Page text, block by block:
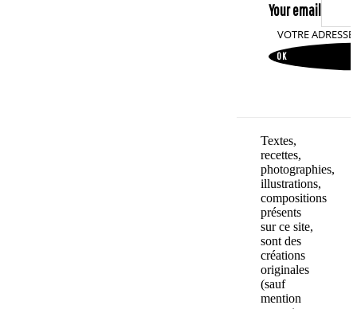
Your email
VOTRE
OK
Textes,
recettes,
photographies,
illustrations,
compositions
présents
sur ce site,
sont des
créations
originales
(sauf
mention